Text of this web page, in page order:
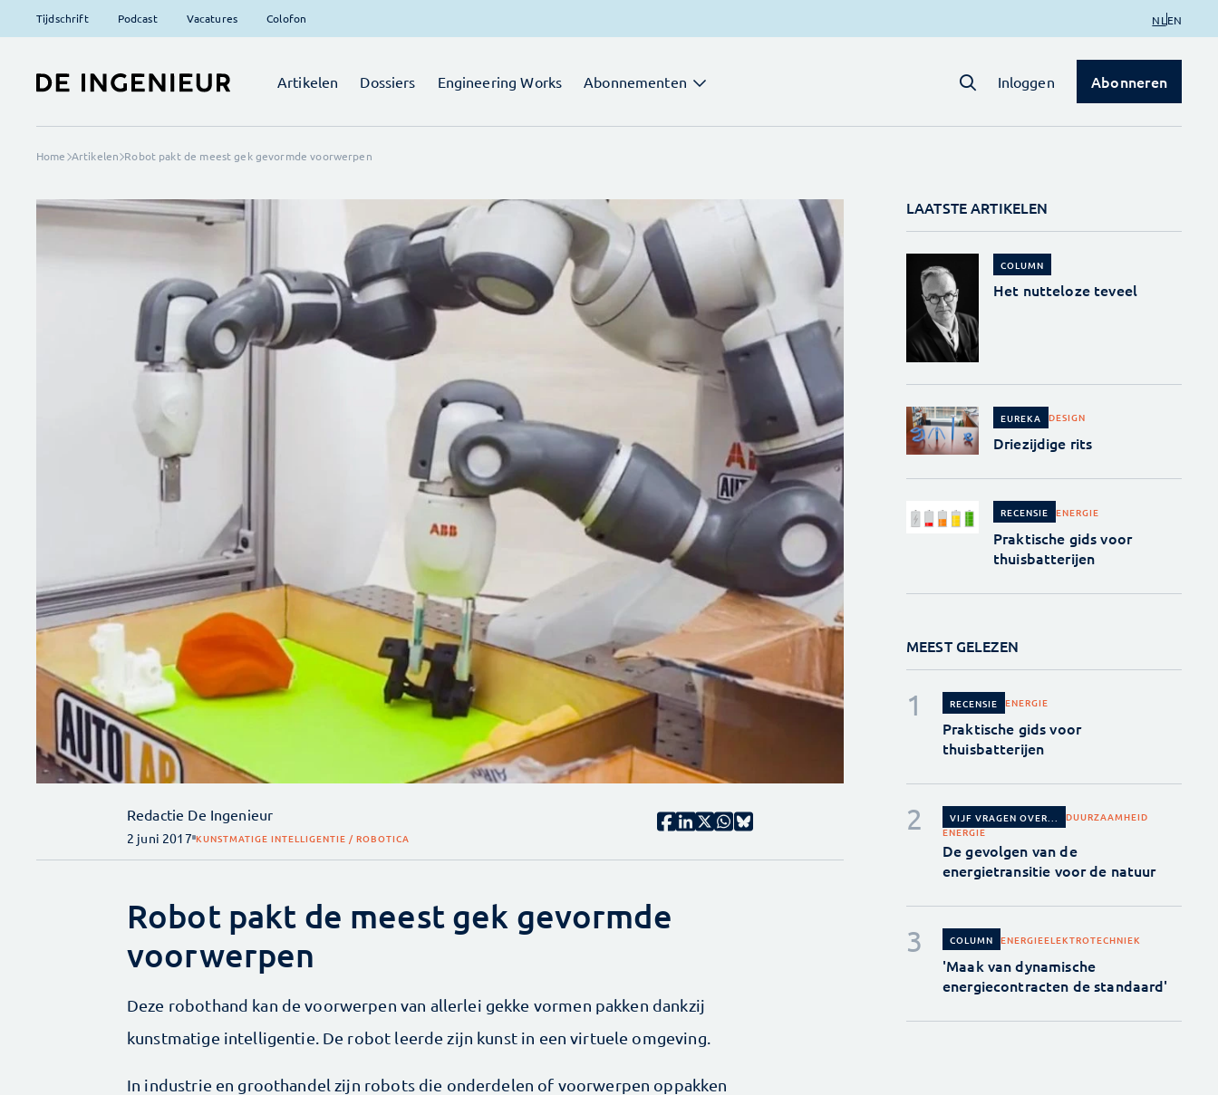
Tijdschrift Podcast Vacatures Colofon NL EN
Artikelen Dossiers Engineering Works Abonnementen Inloggen Abonneren
Home Artikelen Robot pakt de meest gek gevormde voorwerpen
Redactie De Ingenieur
2 juni 2017 KUNSTMATIGE INTELLIGENTIE / ROBOTICA
Robot pakt de meest gek gevormde
voorwerpen
Deze robothand kan de voorwerpen van allerlei gekke vormen pakken dankzij
kunstmatige intelligentie. De robot leerde zijn kunst in een virtuele omgeving.
In industrie en groothandel zijn robots die onderdelen of voorwerpen oppakken
LAATSTE ARTIKELEN
COLUMN
Het nutteloze teveel
EUREKA DESIGN
Driezijdige rits
RECENSIE ENERGIE
Praktische gids voor
thuisbatterijen
MEEST GELEZEN
RECENSIE ENERGIE
Praktische gids voor
thuisbatterijen
VIJF VRAGEN OVER...
DUURZAAMHEID
ENERGIE
De gevolgen van de
energietransitie voor de natuur
COLUMN ENERGIEELEKTROTECHNIEK
'Maak van dynamische
energiecontracten de standaard'